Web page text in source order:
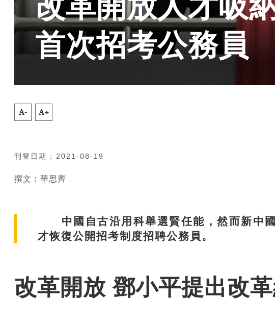
首次招考公務員
A- A+
刊登日期 : 2021-08-19
撰文︰華思齊
中國自古沿用科舉選賢任能，然而新中國
才恢復公開招考制度招聘公務員。
改革開放 鄧小平提出改